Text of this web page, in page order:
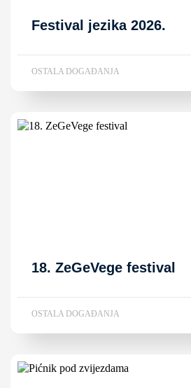
Festival jezika 2026.
OSTALA DOGAĐANJA
18. ZeGeVege festival
OSTALA DOGAĐANJA